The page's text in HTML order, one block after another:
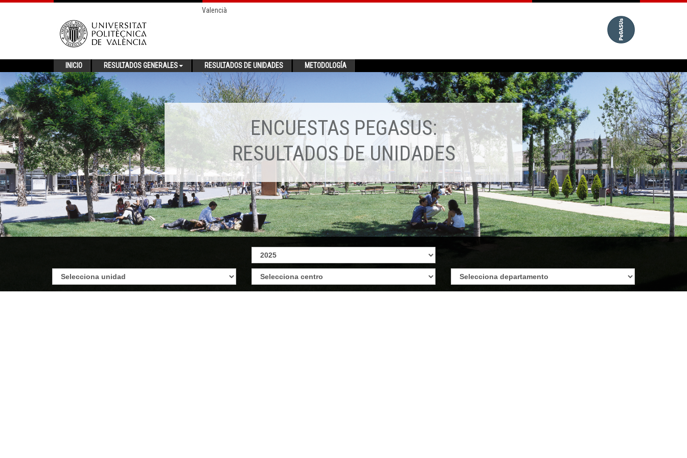
Valencià
INICIO RESULTADOS GENERALES RESULTADOS DE UNIDADES METODOLOGÍA
ENCUESTAS PEGASUS:
RESULTADOS DE UNIDADES